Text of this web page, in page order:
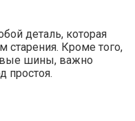
деталь, которая
старения. Кроме того,
шины, важно
простоя.